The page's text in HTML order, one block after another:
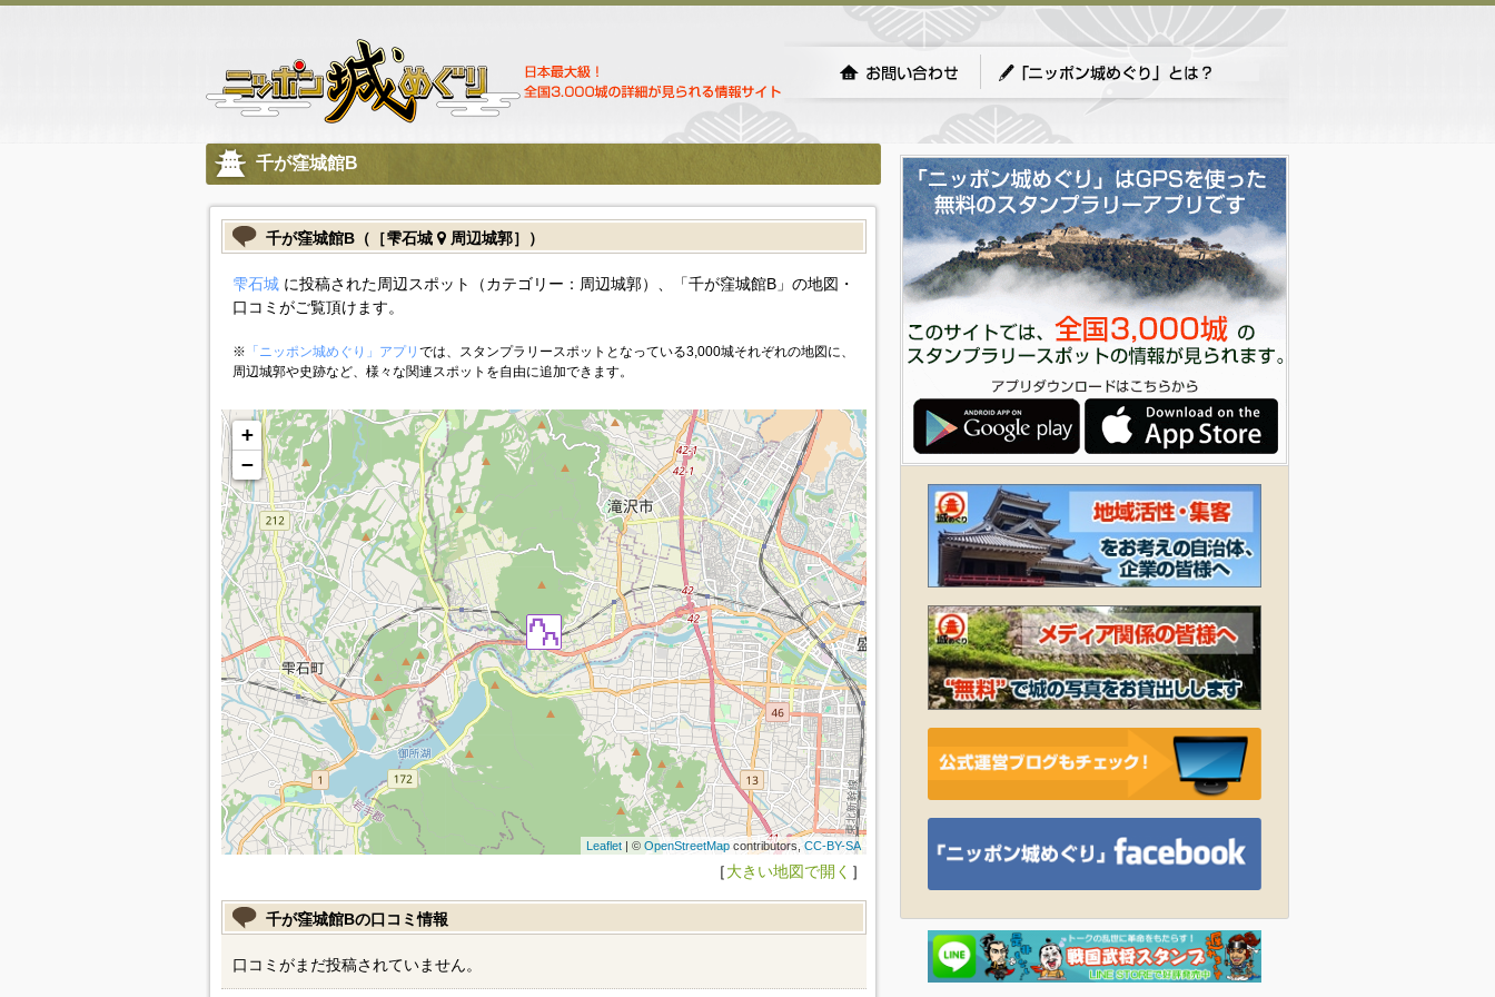
千が窪城館B
千が窪城館B（［雫石城 周辺城郭］）
雫石城に投稿された周辺スポット（カテゴリー：周辺城郭）、「千が窪城館B」の地図・
口コミがご覧頂けます。
※ 「ニッポン城めぐり」アプリ では、スタンプラリースポットとなっている3,000城それぞれの地図に、
周辺城郭や史跡など、様々な関連スポットを自由に追加できます。
+
−
Leaflet| © OpenStreetMapcontributors,CC-BY-SA
［大きい地図で開く ］
千が窪城館Bの口コミ情報
口コミがまだ投稿されていません。